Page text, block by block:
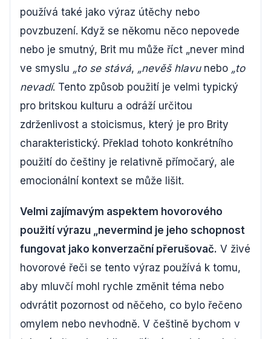
používá také jako výraz útěchy nebo
povzbuzení. Když se někomu něco nepovede
nebo je smutný, Brit mu může říct „never mind
ve smyslu „to se stává, „nevěš hlavunebo „to
nevadí. Tento způsob použití je velmi typický
pro britskou kulturu a odráží určitou
zdrženlivost a stoicismus, který je pro Brity
charakteristický. Překlad tohoto konkrétního
použití do češtiny je relativně přímočarý, ale
emocionální kontext se může lišit.
Velmi zajímavým aspektem hovorového
použití výrazu „nevermind je jeho schopnost
fungovat jako konverzační přerušovač. V živé
hovorové řeči se tento výraz používá k tomu,
aby mluvčí mohl rychle změnit téma nebo
odvrátit pozornost od něčeho, co bylo řečeno
omylem nebo nevhodně. V češtině bychom v